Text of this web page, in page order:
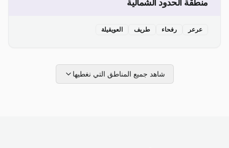
منطقة الحدود الشمالية
عرعر رفحاء طريف العويقيلة
شاهد جميع المناطق التي نغطيها